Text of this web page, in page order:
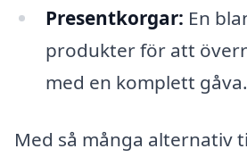
Presentkorgar: En
produkter för att
med en komplett gåva.
Med så många alternativ